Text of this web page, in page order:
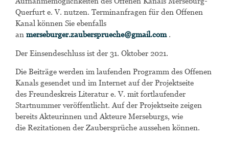
Querfurt e. V. nutzen. Terminanfragen für den Offenen
Kanal können Sie ebenfalls
an merseburger.zaubersprueche@gmail.com.
Der Einsendeschluss ist der 31. Oktober 2021.
Die Beiträge werden im laufenden Programm des Offenen
Kanals gesendet und im Internet auf der Projektseite
des Freundeskreis Literatur e. V. mit fortlaufender
Startnummer veröffentlicht. Auf der Projektseite zeigen
bereits Akteurinnen und Akteure Merseburgs, wie
die Rezitationen der Zaubersprüche aussehen können.